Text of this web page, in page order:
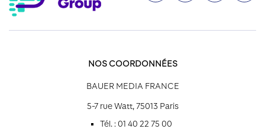
NOS COORDONNÉES
BAUER MEDIA FRANCE
5-7 rue Watt, 75013 Paris
Tél. : 01 40 22 75 00